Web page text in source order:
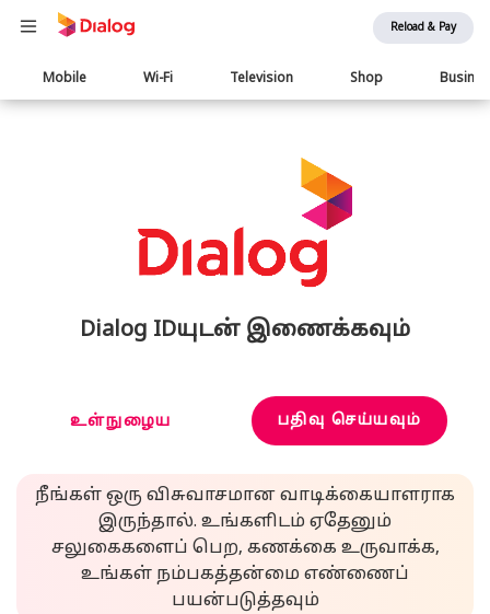
Reload & Pay
Main
navigation
Mobile Wi-Fi Television Shop
Dialog IDயுடன் இணைக்கவும்
உள்நுழைய பதிவு செய்யவும்
நீங்கள் ஒரு விசுவாசமான வாடிக்கையாளராக
இருந்தால். உங்களிடம் ஏதேனும்
சலுகைகளைப் பெற, கணக்கை உருவாக்க,
உங்கள் நம்பகத்தன்மை எண்ணைப்
பயன்படுத்தவும்